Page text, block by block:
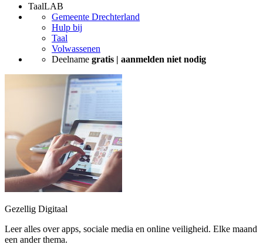
TaalLAB
Gemeente Drechterland
Hulp bij
Taal
Volwassenen
Deelname gratis | aanmelden niet nodig
Gezellig Digitaal
Leer alles over apps, sociale media en online veiligheid. Elke maand
een ander thema.